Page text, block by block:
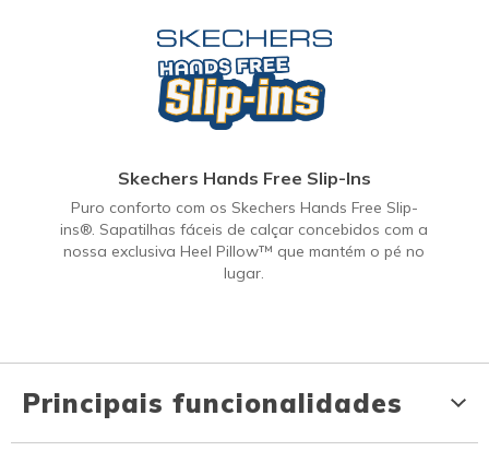
Skechers Hands Free Slip-Ins
Puro conforto com os Skechers Hands Free Slip-
ins®. Sapatilhas fáceis de calçar concebidos com a
nossa exclusiva Heel Pillow™ que mantém o pé no
lugar.
Principais funcionalidades